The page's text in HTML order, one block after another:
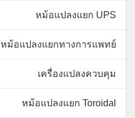
หม้อแปลงแยก UPS
หม้อแปลงแยกทางการแพทย์
เครื่องแปลงควบคุม
หม้อแปลงแยก Toroidal